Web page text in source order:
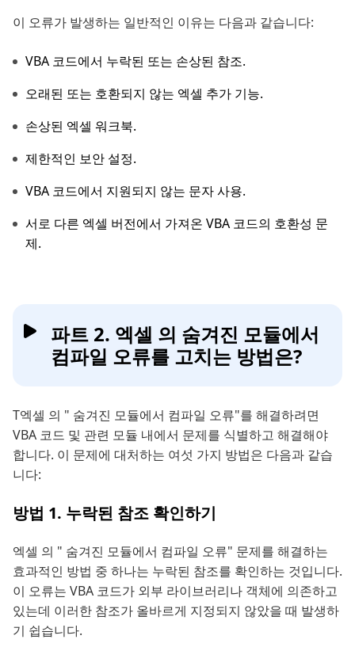
이 오류가 발생하는 일반적인 이유는 다음과 같습니다:
VBA 코드에서 누락된 또는 손상된 참조.
오래된 또는 호환되지 않는 엑셀 추가 기능.
손상된 엑셀 워크북.
제한적인 보안 설정.
VBA 코드에서 지원되지 않는 문자 사용.
서로 다른 엑셀 버전에서 가져온 VBA 코드의 호환성 문
제.
파트 2. 엑셀 의 숨겨진 모듈에서
컴파일 오류를 고치는 방법은?
T엑셀 의 " 숨겨진 모듈에서 컴파일 오류"를 해결하려면
VBA 코드 및 관련 모듈 내에서 문제를 식별하고 해결해야
합니다. 이 문제에 대처하는 여섯 가지 방법은 다음과 같습
니다:
방법 1. 누락된 참조 확인하기
엑셀 의 " 숨겨진 모듈에서 컴파일 오류" 문제를 해결하는
효과적인 방법 중 하나는 누락된 참조를 확인하는 것입니다.
이 오류는 VBA 코드가 외부 라이브러리나 객체에 의존하고
있는데 이러한 참조가 올바르게 지정되지 않았을 때 발생하
기 쉽습니다.